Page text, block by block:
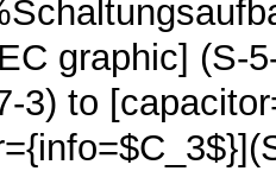
graphic] (S-
3) to